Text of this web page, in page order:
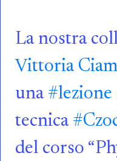
La nostra
Vittoria
una #lezione
tecnica
del corso